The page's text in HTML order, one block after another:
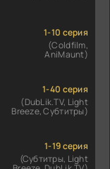
1-10 серия
(Coldfilm,
AniMaunt)
1-40 серия
(DubLik.TV, Light
Breeze, Субтитры)
1-19 серия
(Субтитры, Light